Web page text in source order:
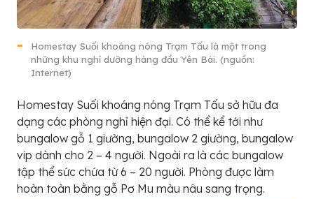
Homestay Suối khoáng nóng Trạm Tấu là một trong
những khu nghỉ dưỡng hàng đầu Yên Bái. (nguồn:
Internet)
Homestay Suối khoáng nóng Trạm Tấu sở hữu đa
dạng các phòng nghỉ hiện đại. Có thể kể tới như
bungalow gỗ 1 giường, bungalow 2 giường, bungalow
vip dành cho 2 – 4 người. Ngoài ra là các bungalow
tập thể sức chứa từ 6 – 20 người. Phòng được làm
hoàn toàn bằng gỗ Pơ Mu màu nâu sang trọng.